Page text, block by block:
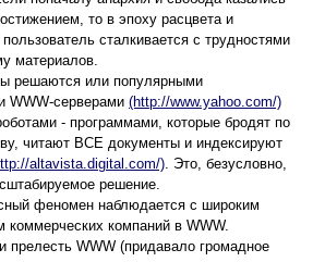
то в эпоху расцвета и
сталкивается с трудностями
материалов.
решаются или популярными
WWW-серверами (http://www.yahoo.com/)
- программами, которые бродят по
читают ВСЕ документы и индексируют
altavista.digital.com/) . Это, безусловно,
решение.
феномен наблюдается с широким
коммерческих компаний в WWW.
прелесть WWW (придавало громадное